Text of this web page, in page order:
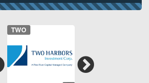
TWO